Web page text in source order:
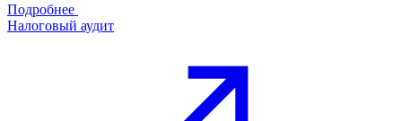
Подробнее
Налоговый аудит